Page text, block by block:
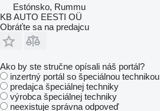
Estónsko, Rummu
KB AUTO EESTI OÜ
Obráťte sa na predajcu
Ako by ste stručne opísali náš portál?
inzertný portál so špeciálnou technikou
predajca špeciálnej techniky
výrobca špeciálnej techniky
neexistuje správna odpoveď